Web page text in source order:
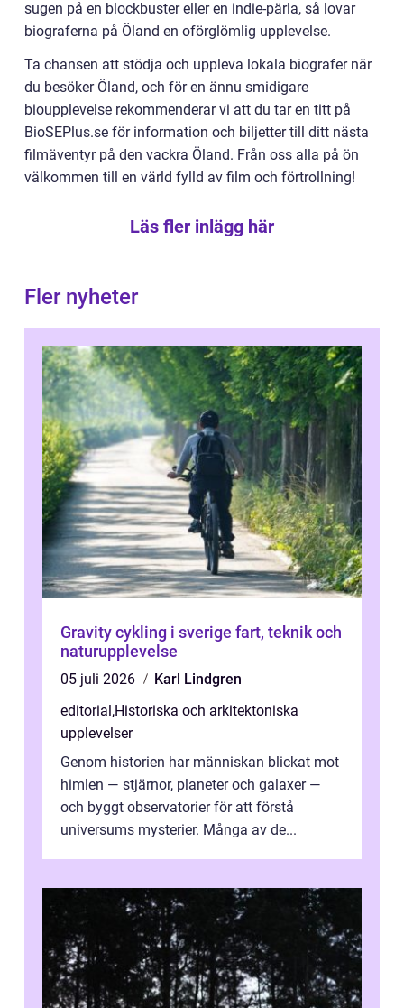
sugen på en blockbuster eller en indie-pärla, så lovar
biograferna på Öland en oförglömlig upplevelse.
Ta chansen att stödja och uppleva lokala biografer när
du besöker Öland, och för en ännu smidigare
bioupplevelse rekommenderar vi att du tar en titt på
BioSEPlus.se för information och biljetter till ditt nästa
filmäventyr på den vackra Öland. Från oss alla på ön
välkommen till en värld fylld av film och förtrollning!
Läs fler inlägg här
Fler nyheter
Gravity cykling i sverige fart, teknik och
naturupplevelse
05 juli 2026
Karl Lindgren
editorial ,Historiska och arkitektoniska
upplevelser
Genom historien har människan blickat mot
himlen — stjärnor, planeter och galaxer —
och byggt observatorier för att förstå
universums mysterier. Många av de...